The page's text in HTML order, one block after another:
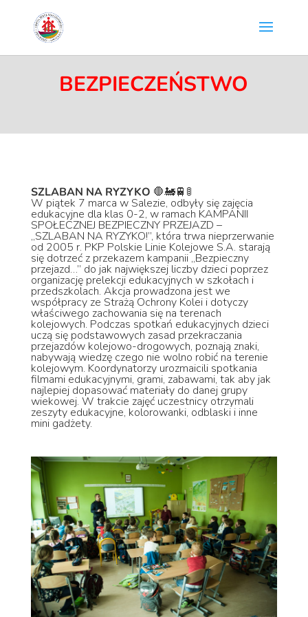
BEZPIECZEŃSTWO
SZLABAN NA RYZYKO 🛑🚂🚆 🚦
W piątek 7 marca w Salezie, odbyły się zajęcia
edukacyjne dla klas 0-2, w ramach KAMPANII
SPOŁECZNEJ BEZPIECZNY PRZEJAZD –
„SZLABAN NA RYZYKO!”, która trwa nieprzerwanie
od 2005 r. PKP Polskie Linie Kolejowe S.A. starają
się dotrzeć z przekazem kampanii „Bezpieczny
przejazd…” do jak największej liczby dzieci poprzez
organizację prelekcji edukacyjnych w szkołach i
przedszkolach. Akcja prowadzona jest we
współpracy ze Strażą Ochrony Kolei i dotyczy
właściwego zachowania się na terenach
kolejowych. Podczas spotkań edukacyjnych dzieci
uczą się podstawowych zasad przekraczania
przejazdów kolejowo-drogowych, poznają znaki,
nabywają wiedzę czego nie wolno robić na terenie
kolejowym. Koordynatorzy urozmaicili spotkania
filmami edukacyjnymi, grami, zabawami, tak aby jak
najlepiej dopasować materiały do danej grupy
wiekowej. W trakcie zajęć uczestnicy otrzymali
zeszyty edukacyjne, kolorowanki, odblaski i inne
mini gadżety.